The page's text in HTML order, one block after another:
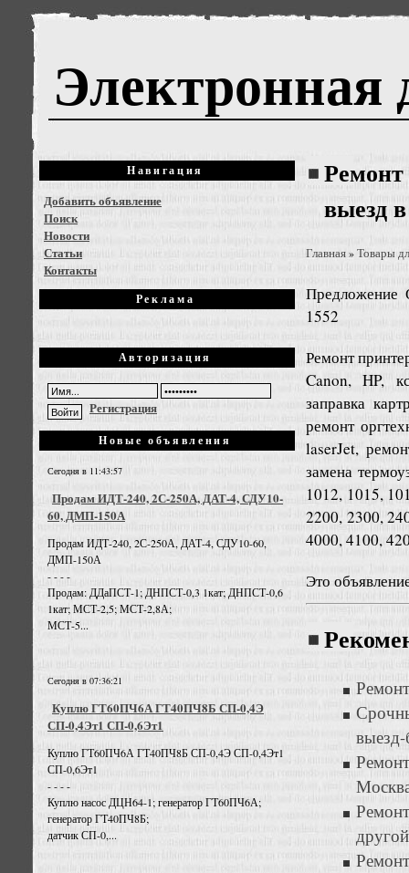
Электронная
Навигация
Добавить объявление
Поиск
Новости
Статьи
Контакты
Реклама
Авторизация
Регистрация
Новые объявления
Сегодня в 11:43:57
Продам ИДТ-240, 2С-250А, ДАТ-4, СДУ10-
60, ДМП-150А
Продам ИДТ-240, 2С-250А, ДАТ-4, СДУ10-60,
ДМП-150А
- - - -
Продам: ДДаПСТ-1; ДНПСТ-0,3 1кат; ДНПСТ-0,6
1кат; МСТ-2,5; МСТ-2,8А;
МСТ-5...
Сегодня в 07:36:21
Куплю ГТ60ПЧ6А ГТ40ПЧ8Б СП-0,4Э
СП-0,4Эт1 СП-0,6Эт1
Куплю ГТ60ПЧ6А ГТ40ПЧ8Б СП-0,4Э СП-0,4Эт1
СП-0,6Эт1
- - - -
Куплю насос ДЦН64-1; генератор ГТ60ПЧ6А;
генератор ГТ40ПЧ8Б;
датчик СП-0,...
Ремонт
выезд
Главная»Товары
Предложение
1552
Ремонт
Canon, HP,
заправка
ремонт
laserJet,
замена
1012, 1015,
2200, 2300,
4000, 4100,
Это